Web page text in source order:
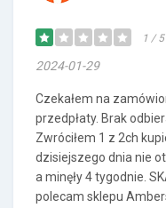
1 / 5
2024-01-29
Czekałem na
przedpłaty. Brak
Zwróciłem 1 z 2ch
dzisiejszego dnia nie
a minęły 4 tygodnie.
polecam sklepu